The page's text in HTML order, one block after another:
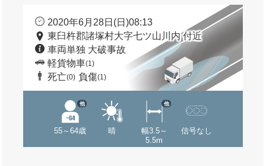
2020年6月28日(日)08:13
東臼杵郡諸塚村大字七ツ山川内 付近
車両単独 大破事故
軽貨物車(1)
死亡(0) 負傷(1)
55～64歳
他
晴
幅3.5～
5.5m
他
信号なし